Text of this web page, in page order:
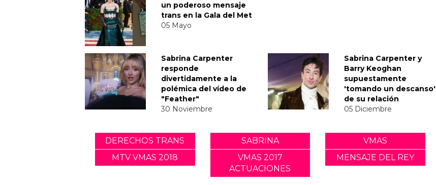
un poderoso mensaje
trans en la Gala del Met
05 Mayo
Sabrina Carpenter
responde
divertidamente a la
polémica del vídeo de
"Feather"
30 Noviembre
Sabrina Carpenter y
Barry Keoghan
supuestamente
'tomando un descanso'
de su relación
05 Diciembre
DERECHOS TRANS SABRINA
VMAS
MTV VMAS 2018
VMAS 2017
ACTUACIONES
MENSAJE DEL REY